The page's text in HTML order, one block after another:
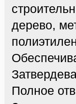
дерево,
Полное